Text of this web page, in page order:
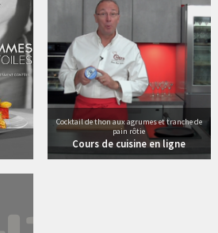
Cocktail de thon aux agrumes et tranche de
pain rôtie
Cours de cuisine en ligne